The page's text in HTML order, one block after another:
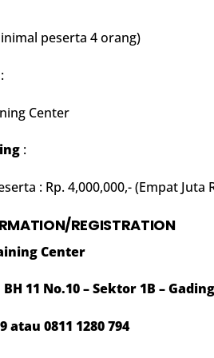
peserta 4 orang)
:
Center
:
: Rp. 4,000,000,- (Empat Juta
REGISTRATION
Center
11 No.10 – Sektor 1B –
atau 0811 1280 794